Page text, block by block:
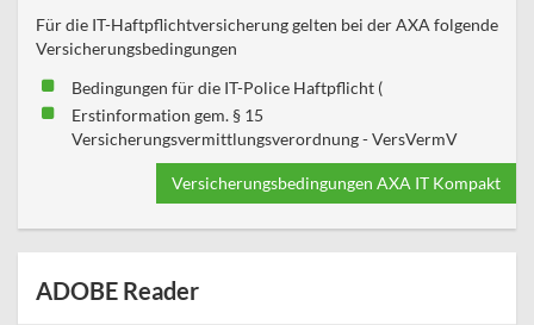
Für die IT-Haftpflichtversicherung gelten bei der AXA folgende
Versicherungsbedingungen
Bedingungen für die IT-Police Haftpflicht (
Erstinformation gem. § 15
Versicherungsvermittlungsverordnung - VersVermV
Versicherungsbedingungen AXA IT Kompakt
ADOBE Reader